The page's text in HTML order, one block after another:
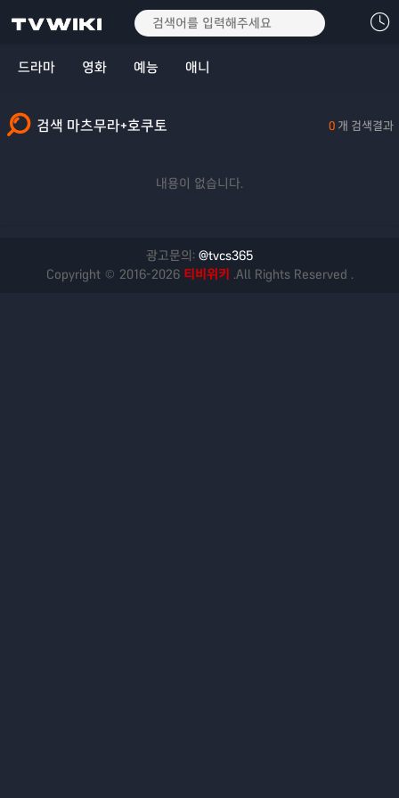
드라마 영화 예능 애니
검색 마츠무라+호쿠토 0 개 검색결과
내용이 없습니다.
광고문의: @tvcs365
Copyright © 2016-2026 티비위키 .All Rights Reserved .